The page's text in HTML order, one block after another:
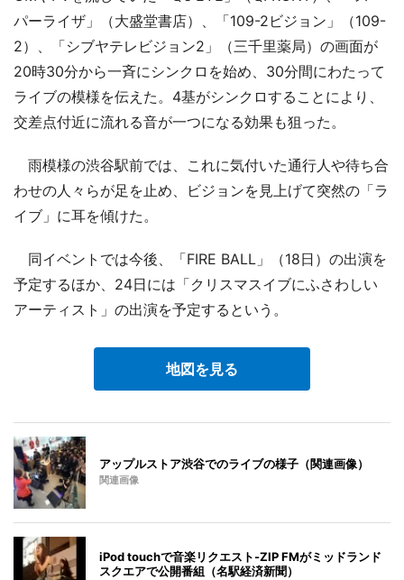
パーライザ」（大盛堂書店）、「109-2ビジョン」（109-
2）、「シブヤテレビジョン2」（三千里薬局）の画面が
20時30分から一斉にシンクロを始め、30分間にわたって
ライブの模様を伝えた。4基がシンクロすることにより、
交差点付近に流れる音が一つになる効果も狙った。
雨模様の渋谷駅前では、これに気付いた通行人や待ち合
わせの人々らが足を止め、ビジョンを見上げて突然の「ラ
イブ」に耳を傾けた。
同イベントでは今後、「FIRE BALL」（18日）の出演を
予定するほか、24日には「クリスマスイブにふさわしい
アーティスト」の出演を予定するという。
地図を見る
アップルストア渋谷でのライブの様子（関連画像）
関連画像
iPod touchで音楽リクエスト-ZIP FMがミッドランド
スクエアで公開番組（名駅経済新聞）